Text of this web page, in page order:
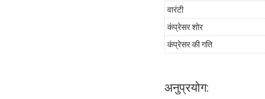
वारंटी
कंप्रेसर शोर
कंप्रेसर की गति
अनुप्रयोग: